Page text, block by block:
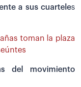
a sus cuarteles
toman la plaza
del movimiento